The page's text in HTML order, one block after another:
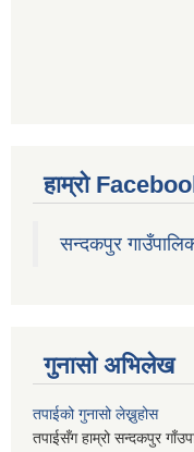
हाम्रो
सन्दकपुर
गुनासो अभिलेख
तपाईको गुनासो लेख्नुहोस
तपाईसँग हाम्रो सन्दकपुर